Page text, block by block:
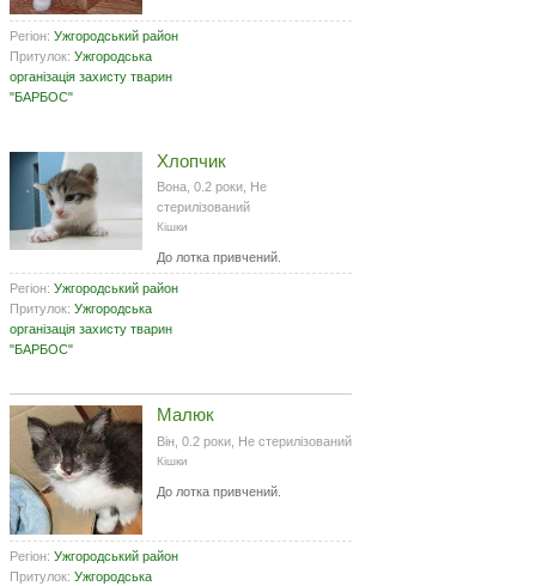
Регіон: Ужгородський район
Притулок: Ужгородська
організація захисту тварин
"БАРБОС"
Хлопчик
Вона, 0.2 роки, Не
стерилізований
Кішки
До лотка привчений.
Регіон: Ужгородський район
Притулок: Ужгородська
організація захисту тварин
"БАРБОС"
Малюк
Він, 0.2 роки, Не стерилізований
Кішки
До лотка привчений.
Регіон: Ужгородський район
Притулок: Ужгородська